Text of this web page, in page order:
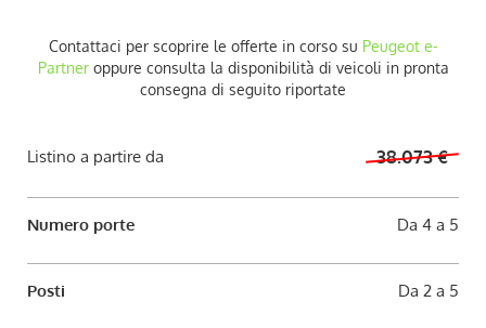
ASSISTENZA
Contattaci per scoprire le offerte in corso su Peugeot e-
Partneroppure consulta la disponibilità di veicoli in pronta
consegna di seguito riportate
Listino a partire da 38.073 €
Numero porte Da 4 a 5
Posti Da 2 a 5